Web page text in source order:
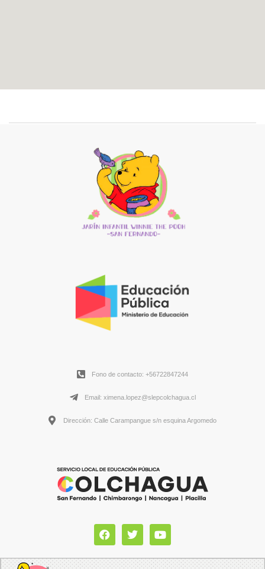
Fono de contacto: +56722847244
Email: ximena.lopez@slepcolchagua.cl
Dirección: Calle Carampangue s/n esquina Argomedo